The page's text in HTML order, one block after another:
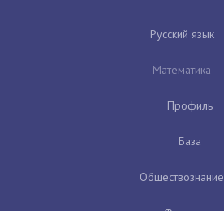
Русский язык
Математика
Профиль
База
Обществознание